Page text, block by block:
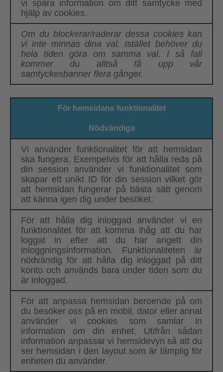
vi spara information om ditt samtycke med
hjälp av cookies.
Om du blockerar/raderar dessa cookies kan
vi inte minnas dina val. Istället behöver du
hela tiden göra om samma val. I så fall
kommer du alltså få upp vår
samtyckesbanner flera gånger.
För hemsidans funktionalitet
Nödvändiga
Vi använder funktionalitet för att hemsidan
ska fungera. Exempelvis för att hålla reda på
din session använder vi funktionalitet som
skapar ett unikt ID för din session vilket gör
att hemsidan fungerar på bästa sätt genom
att känna igen dig under besöket.
För att hålla dig inloggad använder vi en
funktionalitet för att komma ihåg att du har
loggat in efter att du har angett din
inloggningsinformation. Funktionaliteten är
nödvändig för att hålla dig inloggad på ditt
konto och används bara under tiden som du
är inloggad.
För att anpassa hemsidan beroende på om
du besöker oss på en mobil, dator eller annat
använder vi cookies som samlar in
information om din enhet. Utifrån sådan
information anpassar vi hemsidevyn så att du
ser hemsidan i den layout som är lämplig för
enheten du använder.